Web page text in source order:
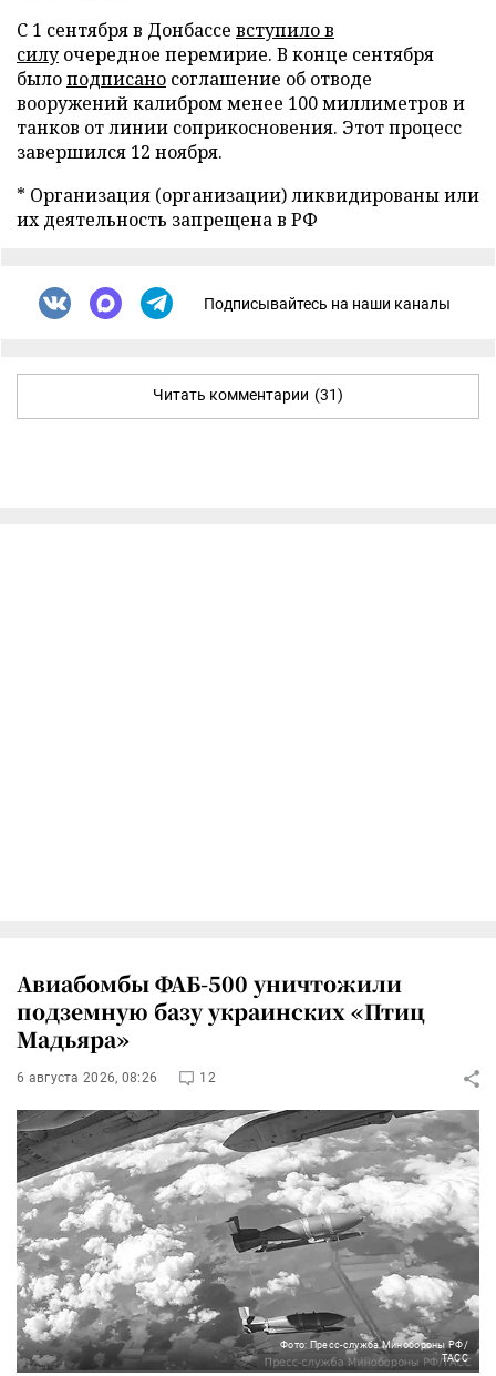
С 1 сентября в Донбассе вступило в
силуочередное перемирие. В конце сентября
былоподписано соглашение об отводе
вооружений калибром менее 100 миллиметров и
танков от линии соприкосновения. Этот процесс
завершился 12 ноября.
* Организация (организации) ликвидированы или
их деятельность запрещена в РФ
Подписывайтесь на наши каналы
Читать комментарии (31)
Авиабомбы ФАБ-500 уничтожили
подземную базу украинских «Птиц
Мадьяра»
6 августа 2026, 08:26 12
Фото: Пресс-служба Минобороны РФ/
ТАСС